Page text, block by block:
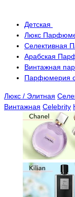
Детская
Люкс
Селективная
Арабская
Винтажная
Парфюмерия
Люкс / Элитная
Винтажная Celebrity